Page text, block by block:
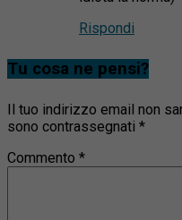
Rispondi
Tu cosa ne pensi?
Il tuo indirizzo email non
sono contrassegnati *
Commento *